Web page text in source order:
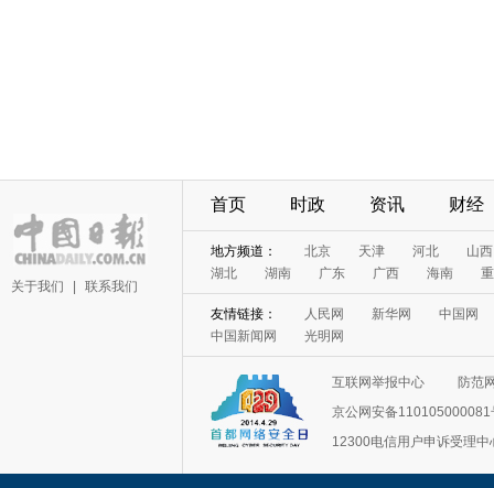
关于我们 联系我们
首页 时政 资讯 财经
地方频道： 北京 天津 河北
山西
湖北
湖南 广东 广西 海南
友情链接： 人民网 新华网
中国网
中国新闻网
光明网
互联网举报中心
防范
京公网安备110105000081
12300电信用户申诉受理中